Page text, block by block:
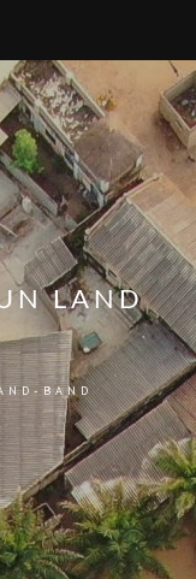
LAND
BAND